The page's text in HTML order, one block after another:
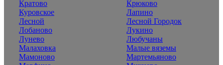
Кратово
Крюково
Куровское
Лапино
Лесной
Лесной Городок
Лобаново
Лукино
Лунево
Любучаны
Малаховка
Малые вяземы
Мамоново
Мартемьяново